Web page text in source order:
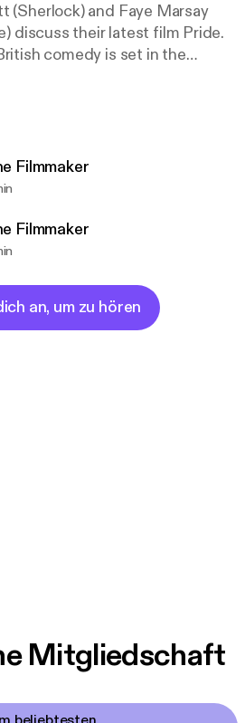
(Sherlock) and Faye Marsay
discuss their latest film Pride.
comedy is set in the
to support the families of
the union seems
their support. Undeterred
and so begins the
of two seemingly alien
Hosted by Kevin Hughes at
Street in London.
Filmmaker
Filmmaker
an, um zu hören
Mitgliedschaft